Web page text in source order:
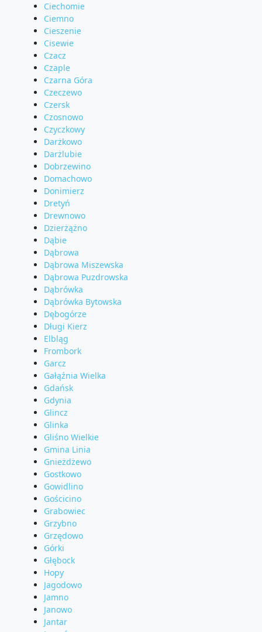
Ciechomie
Ciemno
Cieszenie
Cisewie
Czacz
Czaple
Czarna Góra
Czeczewo
Czersk
Czosnowo
Czyczkowy
Darżkowo
Darżlubie
Dobrzewino
Domachowo
Donimierz
Dretyń
Drewnowo
Dzierżążno
Dąbie
Dąbrowa
Dąbrowa Miszewska
Dąbrowa Puzdrowska
Dąbrówka
Dąbrówka Bytowska
Dębogórze
Długi Kierz
Elbląg
Frombork
Garcz
Gałąźnia Wielka
Gdańsk
Gdynia
Glincz
Glinka
Gliśno Wielkie
Gmina Linia
Gnieżdżewo
Gostkowo
Gowidlino
Gościcino
Grabowiec
Grzybno
Grzędowo
Górki
Głębock
Hopy
Jagodowo
Jamno
Janowo
Jantar